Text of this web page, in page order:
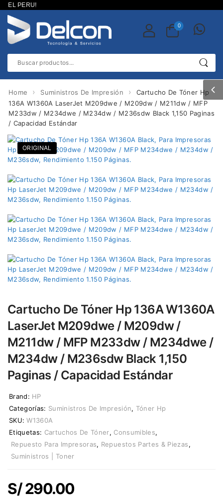
EL PERU!
0
Home › Suministros De Impresión ›
Cartucho De Tóner Hp
136A W1360A LaserJet M209dwe / M209dw / M211dw / MFP
M233dw / M234dwe / M234dw / M236sdw Black 1,150 Paginas
/ Capacidad Estándar
ORIGINAL
Cartucho De Tóner Hp 136A W1360A
LaserJet M209dwe / M209dw /
M211dw / MFP M233dw / M234dwe /
M234dw / M236sdw Black 1,150
Paginas / Capacidad Estándar
Brand: HP
Categorías: Suministros De Impresión, Tóner Hp
SKU: W1360A
Etiquetas: Cartuchos De Tóner, Consumibles,
Repuesto Para Impresoras, Repuestos Partes & Piezas,
Suministros | Toner
S/290.00